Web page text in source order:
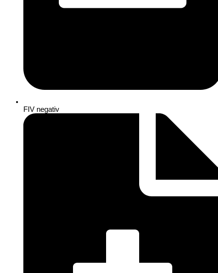
FIV negativ